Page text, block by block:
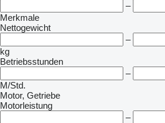
–
Merkmale
Nettogewicht
–
kg
Betriebsstunden
–
M/Std.
Motor, Getriebe
Motorleistung
–